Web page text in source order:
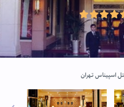
اسپیناس تهران